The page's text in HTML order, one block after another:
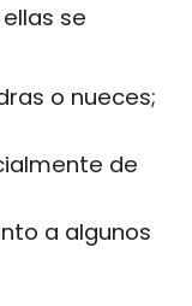
se
o nueces;
de
a algunos